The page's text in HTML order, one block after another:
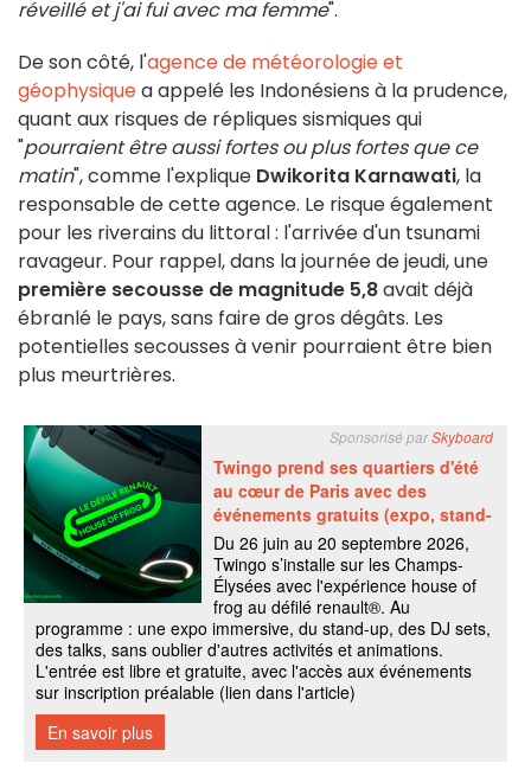
réveillé et j'ai fui avec ma femme".
De son côté, l'agence de météorologie et
géophysiquea appelé les Indonésiens à la prudence,
quant aux risques de répliques sismiques qui
"pourraient être aussi fortes ou plus fortes que ce
matin", comme l'explique Dwikorita Karnawati, la
responsable de cette agence. Le risque également
pour les riverains du littoral : l'arrivée d'un tsunami
ravageur. Pour rappel, dans la journée de jeudi, une
première secousse de magnitude 5,8avait déjà
ébranlé le pays, sans faire de gros dégâts. Les
potentielles secousses à venir pourraient être bien
plus meurtrières.